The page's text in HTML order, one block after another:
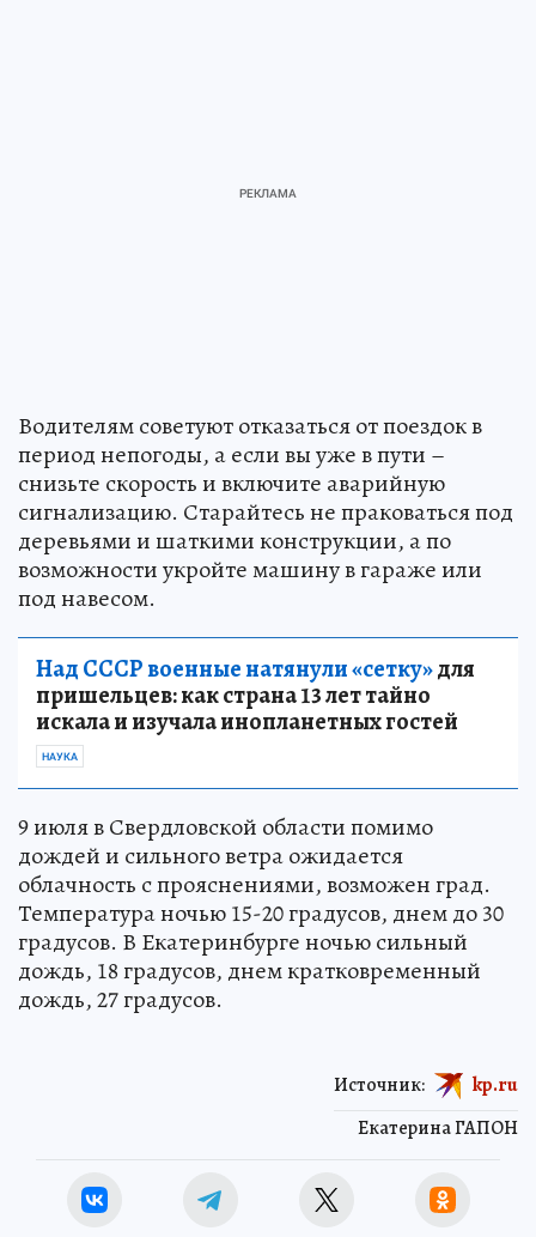
Водителям советуют отказаться от поездок в
период непогоды, а если вы уже в пути –
снизьте скорость и включите аварийную
сигнализацию. Старайтесь не праковаться под
деревьями и шаткими конструкции, а по
возможности укройте машину в гараже или
под навесом.
Над СССР военные натянули «сетку»для
пришельцев: как страна 13 лет тайно
искала и изучала инопланетных гостей
НАУКА
9 июля в Свердловской области помимо
дождей и сильного ветра ожидается
облачность с прояснениями, возможен град.
Температура ночью 15-20 градусов, днем до 30
градусов. В Екатеринбурге ночью сильный
дождь, 18 градусов, днем кратковременный
дождь, 27 градусов.
Екатерина ГАПОН
Источник: kp.ru